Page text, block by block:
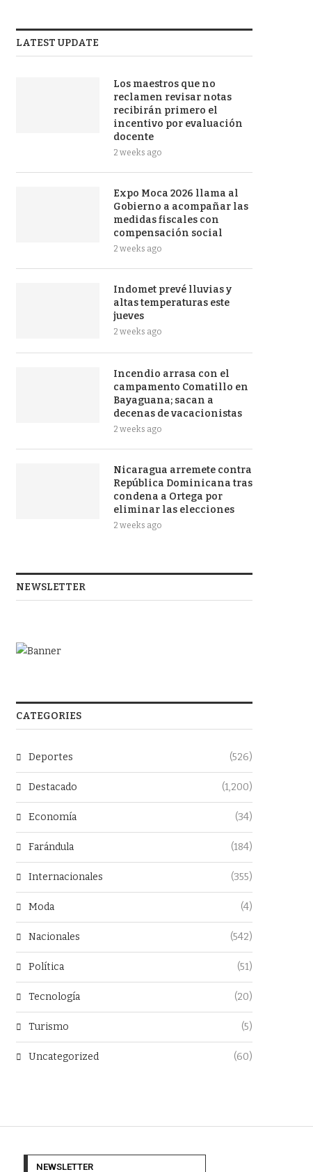
LATEST UPDATE
Los maestros que no
reclamen revisar notas
recibirán primero el
incentivo por evaluación
docente
2 weeks ago
Expo Moca 2026 llama al
Gobierno a acompañar las
medidas fiscales con
compensación social
2 weeks ago
Indomet prevé lluvias y
altas temperaturas este
jueves
2 weeks ago
Incendio arrasa con el
campamento Comatillo en
Bayaguana; sacan a
decenas de vacacionistas
2 weeks ago
Nicaragua arremete contra
República Dominicana tras
condena a Ortega por
eliminar las elecciones
2 weeks ago
NEWSLETTER
CATEGORIES
Deportes (526)
Destacado (1,200)
Economía (34)
Farándula (184)
Internacionales (355)
Moda (4)
Nacionales (542)
Política (51)
Tecnología (20)
Turismo (5)
Uncategorized (60)
NEWSLETTER